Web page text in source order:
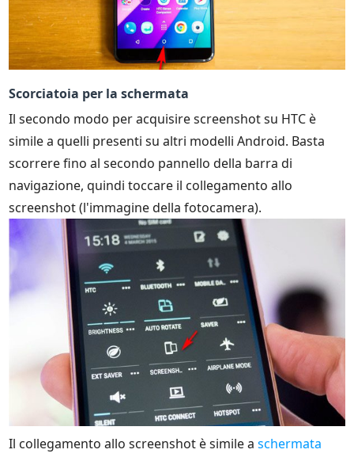
Scorciatoia per la schermata
Il secondo modo per acquisire screenshot su HTC è
simile a quelli presenti su altri modelli Android. Basta
scorrere fino al secondo pannello della barra di
navigazione, quindi toccare il collegamento allo
screenshot (l'immagine della fotocamera).
Il collegamento allo screenshot è simile aschermata